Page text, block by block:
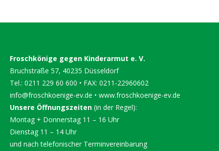
Froschkönige gegen Kinderarmut e. V.
Bruchstraße 57, 40235 Düsseldorf
Tel.: 0211 229 60 600 • FAX: 0211-22960602
info@froschkoenige-ev.de • www.froschkoenige-ev.de
Unsere Öffnungszeiten (in der Regel):
Montag + Donnerstag 11 – 16 Uhr
Dienstag 11 – 14 Uhr
und nach telefonischer Terminvereinbarung